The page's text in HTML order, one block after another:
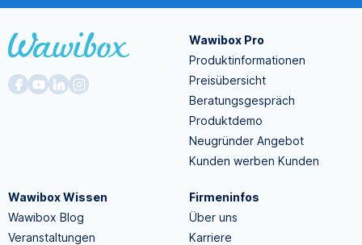
Wawibox Pro
Produktinformationen
Preisübersicht
Beratungsgespräch
Produktdemo
Neugründer Angebot
Kunden werben Kunden
Wawibox Wissen
Wawibox Blog
Veranstaltungen
Firmeninfos
Über uns
Karriere